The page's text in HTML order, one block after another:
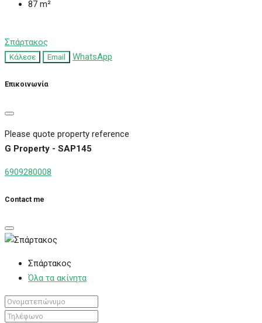
87 m²
Σπάρτακος
Κάλεσε Email WhatsApp
Επικοινωνία
Please quote property reference
G Property - SAP145
6909280008
Contact me
Σπάρτακος
Όλα τα ακίνητα